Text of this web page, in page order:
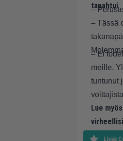
tapahtui
–
– Tässä
– Ei
meille.
tuntunut
Lue
Lisää